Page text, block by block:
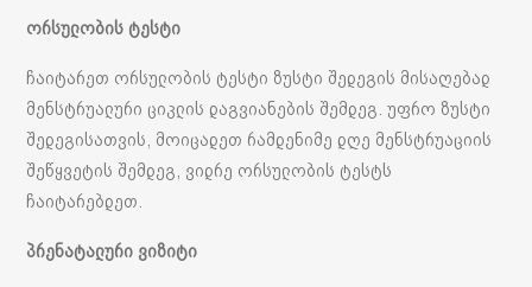
ორსულობის ტესტი
ჩაიტარეთ ორსულობის ტესტი ზუსტი შედეგის მისაღებად
მენსტრუალური ციკლის დაგვიანების შემდეგ. უფრო ზუსტი
შედეგისათვის, მოიცადეთ რამდენიმე დღე მენსტრუაციის
შეწყვეტის შემდეგ, ვიდრე ორსულობის ტესტს
ჩაიტარებდეთ.
პრენატალური ვიზიტი